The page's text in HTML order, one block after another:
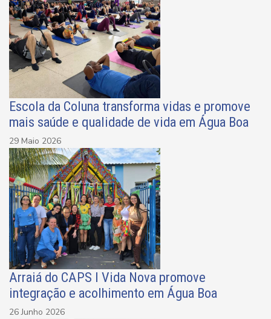
Escola da Coluna transforma vidas e promove
mais saúde e qualidade de vida em Água Boa
29 Maio 2026
Arraiá do CAPS I Vida Nova promove
integração e acolhimento em Água Boa
26 Junho 2026